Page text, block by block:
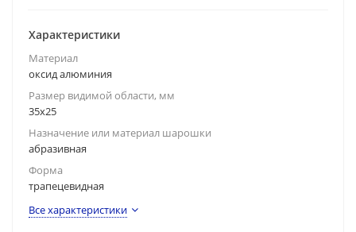
Характеристики
Материал
оксид алюминия
Размер видимой области, мм
35х25
Назначение или материал шарошки
абразивная
Форма
трапецевидная
Все характеристики